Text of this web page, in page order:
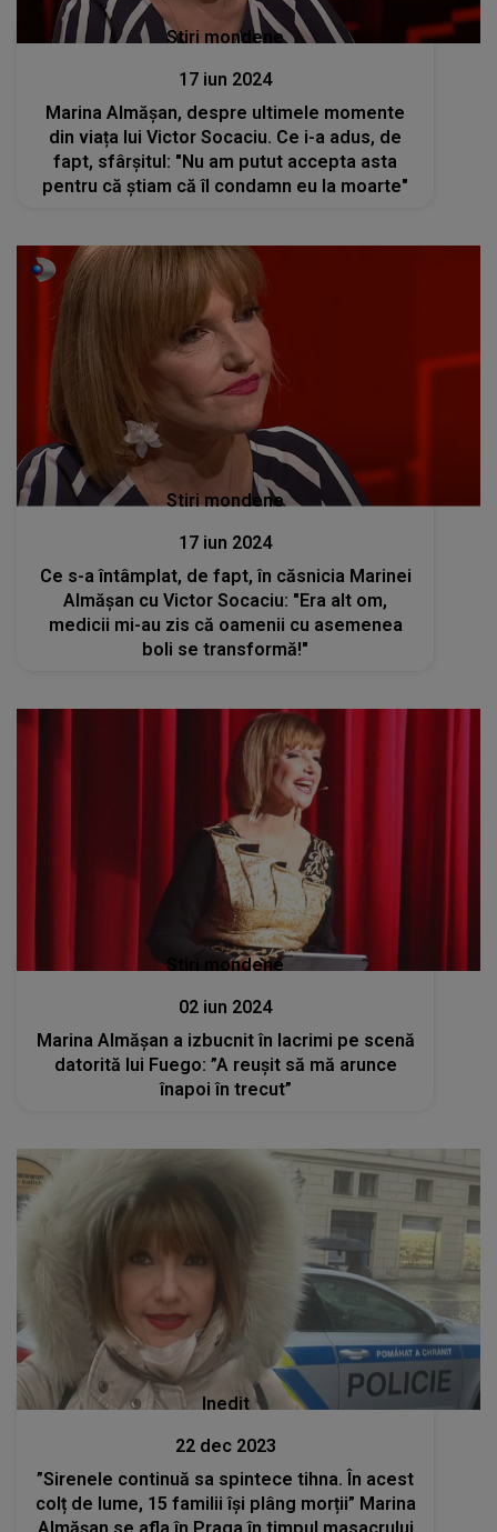
Stiri mondene
17 iun 2024
Marina Almășan, despre ultimele momente
din viața lui Victor Socaciu. Ce i-a adus, de
fapt, sfârșitul: "Nu am putut accepta asta
pentru că știam că îl condamn eu la moarte"
Stiri mondene
17 iun 2024
Ce s-a întâmplat, de fapt, în căsnicia Marinei
Almășan cu Victor Socaciu: "Era alt om,
medicii mi-au zis că oamenii cu asemenea
boli se transformă!"
Stiri mondene
02 iun 2024
Marina Almășan a izbucnit în lacrimi pe scenă
datorită lui Fuego: ”A reușit să mă arunce
înapoi în trecut”
Inedit
22 dec 2023
”Sirenele continuă sa spintece tihna. În acest
colț de lume, 15 familii își plâng morții” Marina